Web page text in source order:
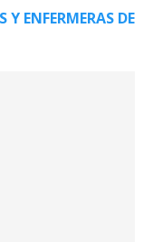
Y ENFERMERAS DE